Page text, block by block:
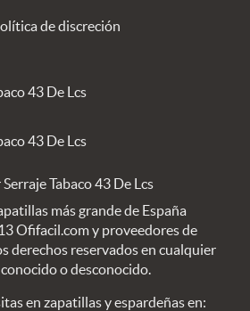
de discreción
más grande de España
Ofifacil.com y proveedores de
derechos reservados en cualquier
o desconocido.
en zapatillas y espardeñas en: